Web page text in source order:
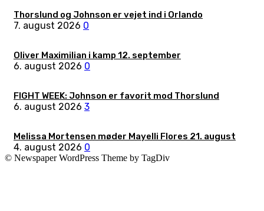
Thorslund og Johnson er vejet ind i Orlando
7. august 2026 0
Oliver Maximilian i kamp 12. september
6. august 2026 0
FIGHT WEEK: Johnson er favorit mod Thorslund
6. august 2026 3
Melissa Mortensen møder Mayelli Flores 21. august
4. august 2026 0
© Newspaper WordPress Theme by TagDiv